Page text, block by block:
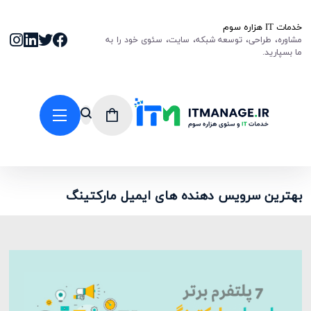
خدمات IT هزاره سوم
مشاوره، طراحی، توسعه شبکه، سایت، سئوی خود را به
ما بسپارید.
بهترین سرویس دهنده های ایمیل مارکتینگ